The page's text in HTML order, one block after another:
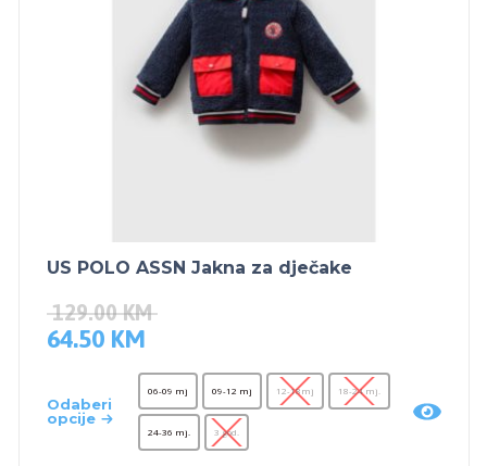
US POLO ASSN Jakna za dječake
129.00KM
64.50 KM
Odaberi
opcije
06-09 mj 09-12 mj 12-18mj 18-24 mj.
24-36 mj. 3 god.